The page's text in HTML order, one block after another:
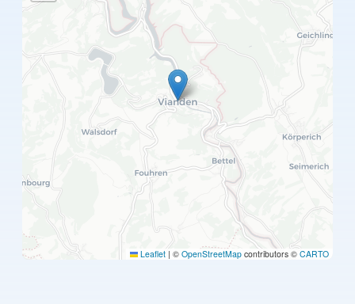
Leaflet | © OpenStreetMap contributors © CARTO